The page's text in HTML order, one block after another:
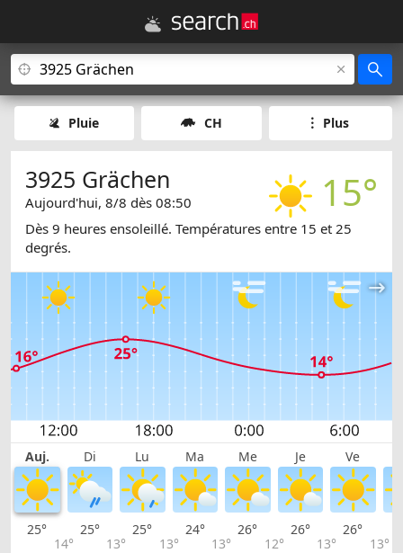
Pluie CH Plus
15°
3925 Grächen
Aujourd'hui, 8/8 dès 08:50
Dès 9 heures ensoleillé. Températures entre 15 et 25
degrés.
Auj. Di Lu Ma Me Je Ve
25°
14°
25°
13°
25°
13°
24°
13°
26°
12°
26°
13°
26°
13°